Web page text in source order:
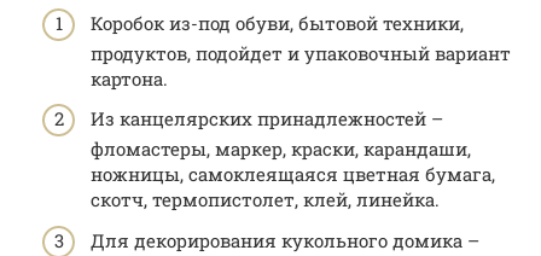
Коробок из-под обуви, бытовой техники,
продуктов, подойдет и упаковочный вариант
картона.
Из канцелярских принадлежностей –
фломастеры, маркер, краски, карандаши,
ножницы, самоклеящаяся цветная бумага,
скотч, термопистолет, клей, линейка.
Для декорирования кукольного домика –